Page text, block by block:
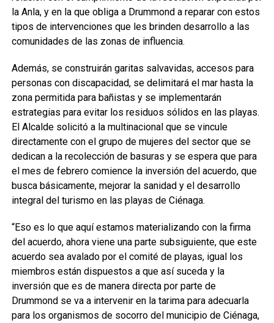
la Anla, y en la que obliga a Drummond a reparar con estos
tipos de intervenciones que les brinden desarrollo a las
comunidades de las zonas de influencia.
Además, se construirán garitas salvavidas, accesos para
personas con discapacidad, se delimitará el mar hasta la
zona permitida para bañistas y se implementarán
estrategias para evitar los residuos sólidos en las playas.
El Alcalde solicitó a la multinacional que se vincule
directamente con el grupo de mujeres del sector que se
dedican a la recolección de basuras y se espera que para
el mes de febrero comience la inversión del acuerdo, que
busca básicamente, mejorar la sanidad y el desarrollo
integral del turismo en las playas de Ciénaga.
“Eso es lo que aquí estamos materializando con la firma
del acuerdo, ahora viene una parte subsiguiente, que este
acuerdo sea avalado por el comité de playas, igual los
miembros están dispuestos a que así suceda y la
inversión que es de manera directa por parte de
Drummond se va a intervenir en la tarima para adecuarla
para los organismos de socorro del municipio de Ciénaga,